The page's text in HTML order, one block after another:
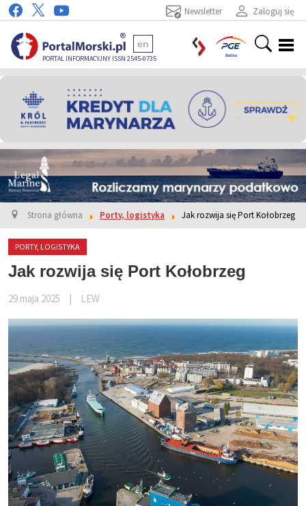
Zaloguj się
Newsletter
PORTAL INFORMACYJNY ISSN 2545-0735
en
Strona główna Porty, logistyka Jak rozwija się Port Kołobrzeg
PORTY, LOGISTYKA
Jak rozwija się Port Kołobrzeg
29 maja 2025 LEW